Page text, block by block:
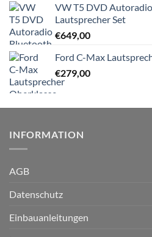
VW T5 DVD
Lautsprecher Set
€649,00
Ford C-Max
€279,00
INFORMATION
AGB
Datenschutz
Einbauanleitungen